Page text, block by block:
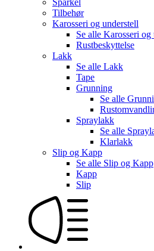
Tilbehør
Karosseri og understell
Se alle Karosseri og
Rustbeskyttelse
Lakk
Se alle Lakk
Tape
Grunning
Se alle
Spraylakk
Se alle
Klarlakk
Slip og Kapp
Se alle Slip og Kapp
Kapp
Slip